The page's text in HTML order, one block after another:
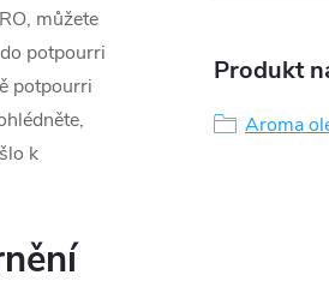
můžete
potpourri
potpourri
k
Produkt
Aroma